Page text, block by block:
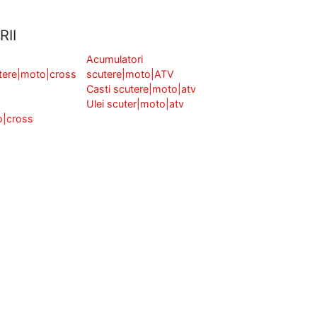
Acumulatori
scutere|moto|ATV
Casti scutere|moto|atv
Ulei scuter|moto|atv